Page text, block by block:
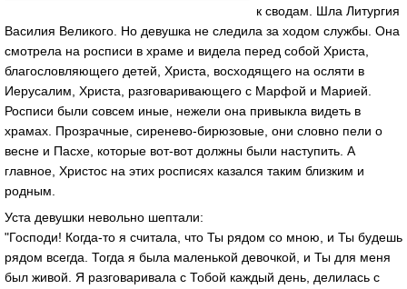
к сводам. Шла Литургия
Василия Великого. Но девушка не следила за ходом службы. Она
смотрела на росписи в храме и видела перед собой Христа,
благословляющего детей, Христа, восходящего на осляти в
Иерусалим, Христа, разговаривающего с Марфой и Марией.
Росписи были совсем иные, нежели она привыкла видеть в
храмах. Прозрачные, сиренево-бирюзовые, они словно пели о
весне и Пасхе, которые вот-вот должны были наступить. А
главное, Христос на этих росписях казался таким близким и
родным.
Уста девушки невольно шептали:
"Господи! Когда-то я считала, что Ты рядом со мною, и Ты будешь
рядом всегда. Тогда я была маленькой девочкой, и Ты для меня
был живой. Я разговаривала с Тобой каждый день, делилась с